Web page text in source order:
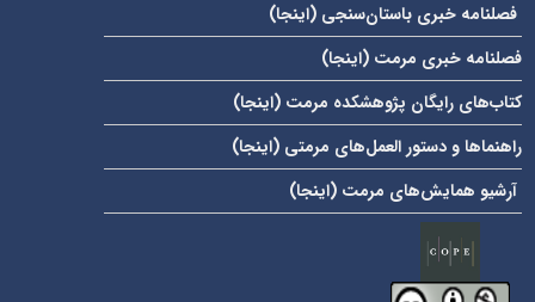
فصلنامه خبری باستان‌سنجی ( اینجا)
فصلنامه خبری مرمت ( اینجا)
کتاب‌های رایگان پژوهشکده مرمت ( اینجا)
راهنماها و دستور العمل‌های مرمتی ( اینجا)
آرشیو همایش‌های مرمت ( اینجا)